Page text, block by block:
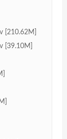
[210.62M]
[39.10M]